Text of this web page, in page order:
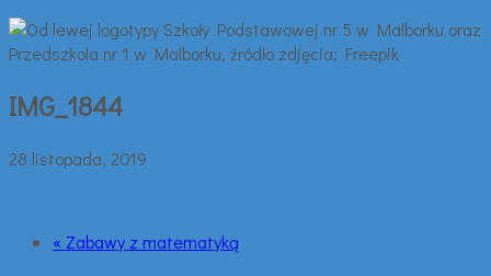
IMG_1844
28 listopada, 2019
« Zabawy z matematyką